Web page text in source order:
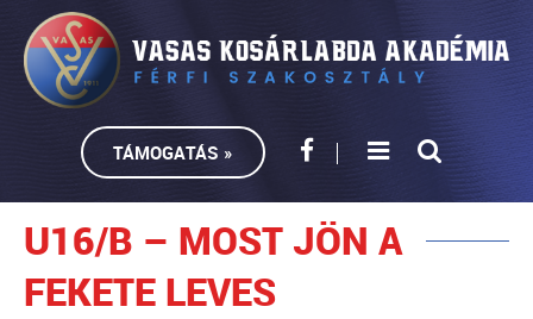
TÁMOGATÁS »
U16/B – MOST JÖN A
FEKETE LEVES